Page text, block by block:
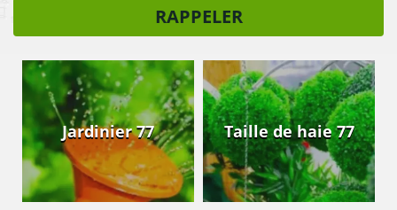
Jardinier 77 Taille de haie 77